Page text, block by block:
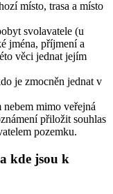
místo, trasa a místo
svolavatele (u
jména, příjmení a
věci jednat jejím
je zmocněn jednat v
mimo veřejná
přiložit souhlas
pozemku.
kde jsou k